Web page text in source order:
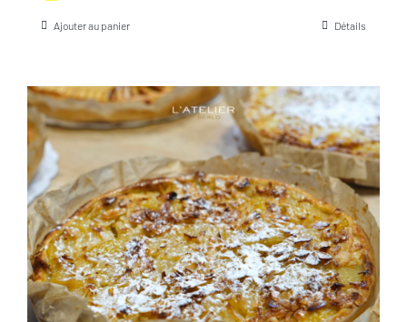
Ajouter au panier Détails